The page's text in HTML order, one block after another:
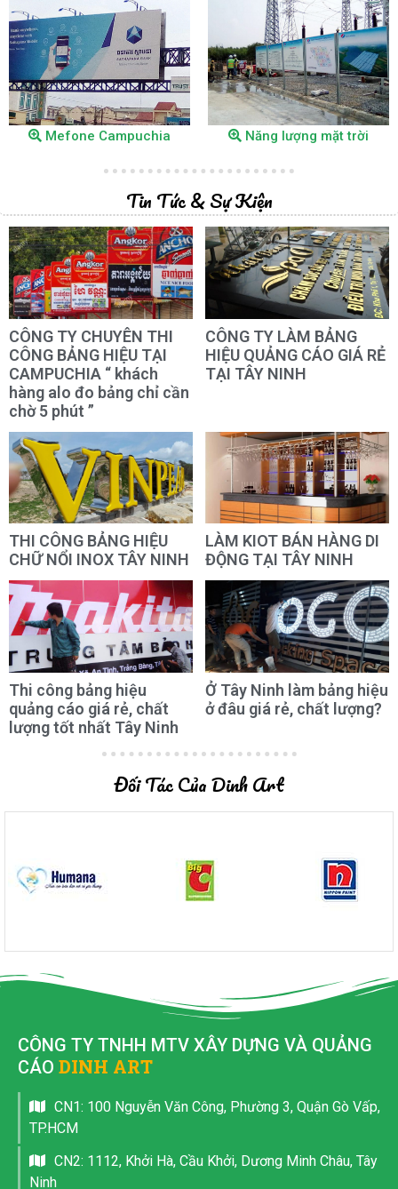
Dự án HIV
Mefone Campuchia
Dự án HIV
Năng lượng mặt trời
Tin Tức & Sự Kiện
CÔNG TY CHUYÊN THI
CÔNG BẢNG HIỆU TẠI
CAMPUCHIA “ khách
hàng alo đo bảng chỉ cần
chờ 5 phút ”
CÔNG TY LÀM BẢNG
HIỆU QUẢNG CÁO GIÁ RẺ
TẠI TÂY NINH
THI CÔNG BẢNG HIỆU
CHỮ NỔI INOX TÂY NINH
LÀM KIOT BÁN HÀNG DI
ĐỘNG TẠI TÂY NINH
Thi công bảng hiệu
quảng cáo giá rẻ, chất
lượng tốt nhất Tây Ninh
Ở Tây Ninh làm bảng hiệu
ở đâu giá rẻ, chất lượng?
Đối Tác Của Dinh Art
CÔNG TY TNHH MTV XÂY DỰNG VÀ QUẢNG
CÁO DINH ART
CN1: 100 Nguyễn Văn Công, Phường 3, Quận Gò Vấp,
TP.HCM
CN2: 1112, Khởi Hà, Cầu Khởi, Dương Minh Châu, Tây
Ninh